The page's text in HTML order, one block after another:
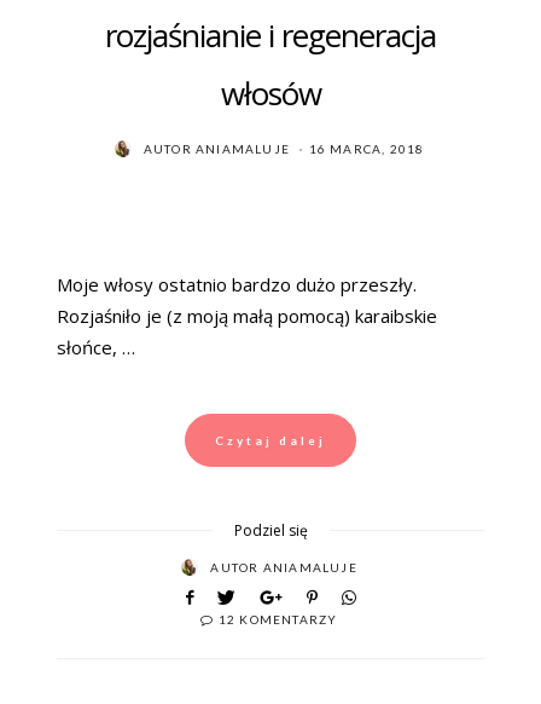
rozjaśnianie i regeneracja
włosów
AUTORANIAMALUJE
POSTED
16 MARCA, 2018
Moje włosy ostatnio bardzo dużo przeszły.
Rozjaśniło je (z moją małą pomocą) karaibskie
słońce, …
Czytaj dalej
Podziel się
AUTOR ANIAMALUJE
12 KOMENTARZY